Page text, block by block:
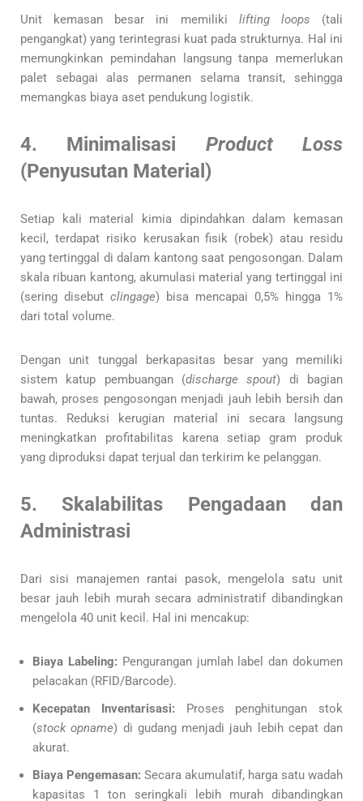
Unit kemasan besar ini memiliki lifting loops (tali
pengangkat) yang terintegrasi kuat pada strukturnya. Hal ini
memungkinkan pemindahan langsung tanpa memerlukan
palet sebagai alas permanen selama transit, sehingga
memangkas biaya aset pendukung logistik.
4. Minimalisasi Product Loss
(Penyusutan Material)
Setiap kali material kimia dipindahkan dalam kemasan
kecil, terdapat risiko kerusakan fisik (robek) atau residu
yang tertinggal di dalam kantong saat pengosongan. Dalam
skala ribuan kantong, akumulasi material yang tertinggal ini
(sering disebut clingage) bisa mencapai 0,5% hingga 1%
dari total volume.
Dengan unit tunggal berkapasitas besar yang memiliki
sistem katup pembuangan (discharge spout) di bagian
bawah, proses pengosongan menjadi jauh lebih bersih dan
tuntas. Reduksi kerugian material ini secara langsung
meningkatkan profitabilitas karena setiap gram produk
yang diproduksi dapat terjual dan terkirim ke pelanggan.
5. Skalabilitas Pengadaan dan
Administrasi
Dari sisi manajemen rantai pasok, mengelola satu unit
besar jauh lebih murah secara administratif dibandingkan
mengelola 40 unit kecil. Hal ini mencakup:
Biaya Labeling: Pengurangan jumlah label dan dokumen
pelacakan (RFID/Barcode).
Kecepatan Inventarisasi: Proses penghitungan stok
(stock opname) di gudang menjadi jauh lebih cepat dan
akurat.
Biaya Pengemasan: Secara akumulatif, harga satu wadah
kapasitas 1 ton seringkali lebih murah dibandingkan